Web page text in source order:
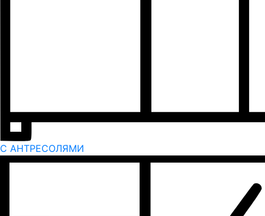
С АНТРЕСОЛЯМИ